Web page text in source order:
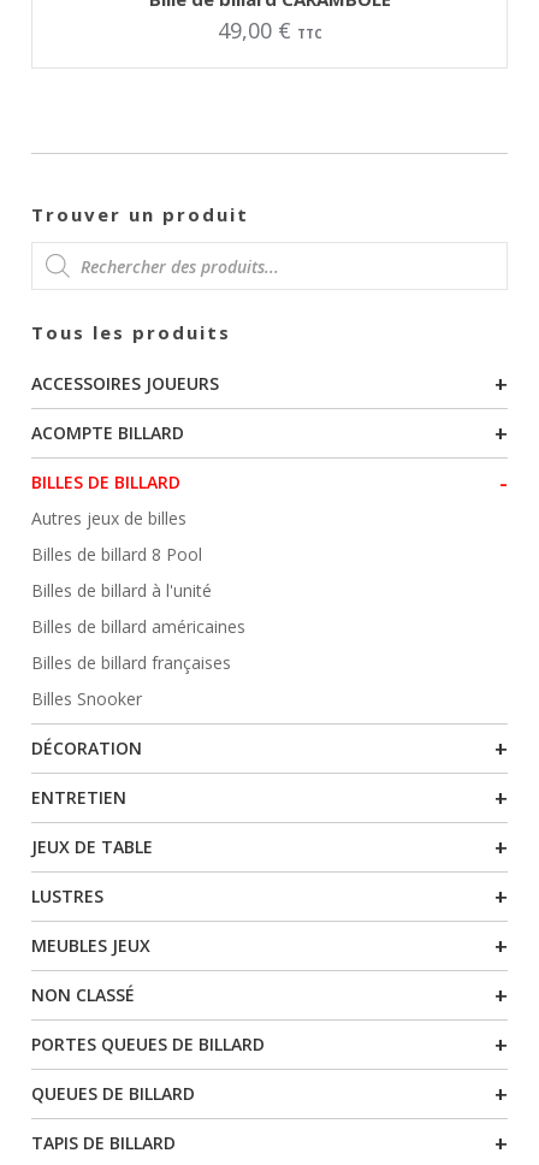
Trouver un produit
RECHERCHE
DE
PRODUITS
Tous les produits
ACCESSOIRES JOUEURS +
ACOMPTE BILLARD +
BILLES DE BILLARD -
Autres jeux de billes
Billes de billard 8 Pool
Billes de billard à l'unité
Billes de billard américaines
Billes de billard françaises
Billes Snooker
DÉCORATION +
ENTRETIEN +
JEUX DE TABLE +
LUSTRES +
MEUBLES JEUX +
NON CLASSÉ +
PORTES QUEUES DE BILLARD +
QUEUES DE BILLARD +
TAPIS DE BILLARD +
49,00 € TTC